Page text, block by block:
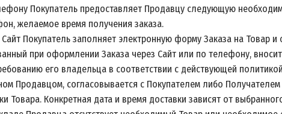
Покупатель предоставляет Продавцу следующую
желаемое время получения заказа.
Покупатель заполняет электронную форму Заказа на
при оформлении Заказа через Сайт или по телефону,
его владельца в соответствии с действующей
Продавцом, согласовывается с Покупателем либо
Товара. Конкретная дата и время доставки зависят от